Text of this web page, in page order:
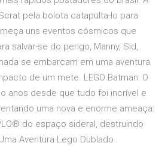
pela bolota catapulta-lo para
uns eventos cósmicos que
salvar-se do perigo, Manny, Sid,
se embarcam em uma aventura
de um mete. LEGO Batman: O
anos desde que tudo foi incrível e
uma nova e enorme ameaça:
do espaço sideral, destruindo
Aventura Lego Dublado .